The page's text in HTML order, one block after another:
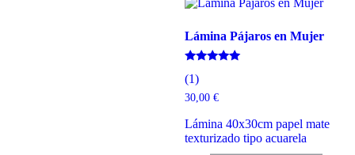
Lámina Pájaros en Mujer
con
5.00
de 5
(1)
30,00 €
Lámina 40x30cm papel mate
texturizado tipo acuarela